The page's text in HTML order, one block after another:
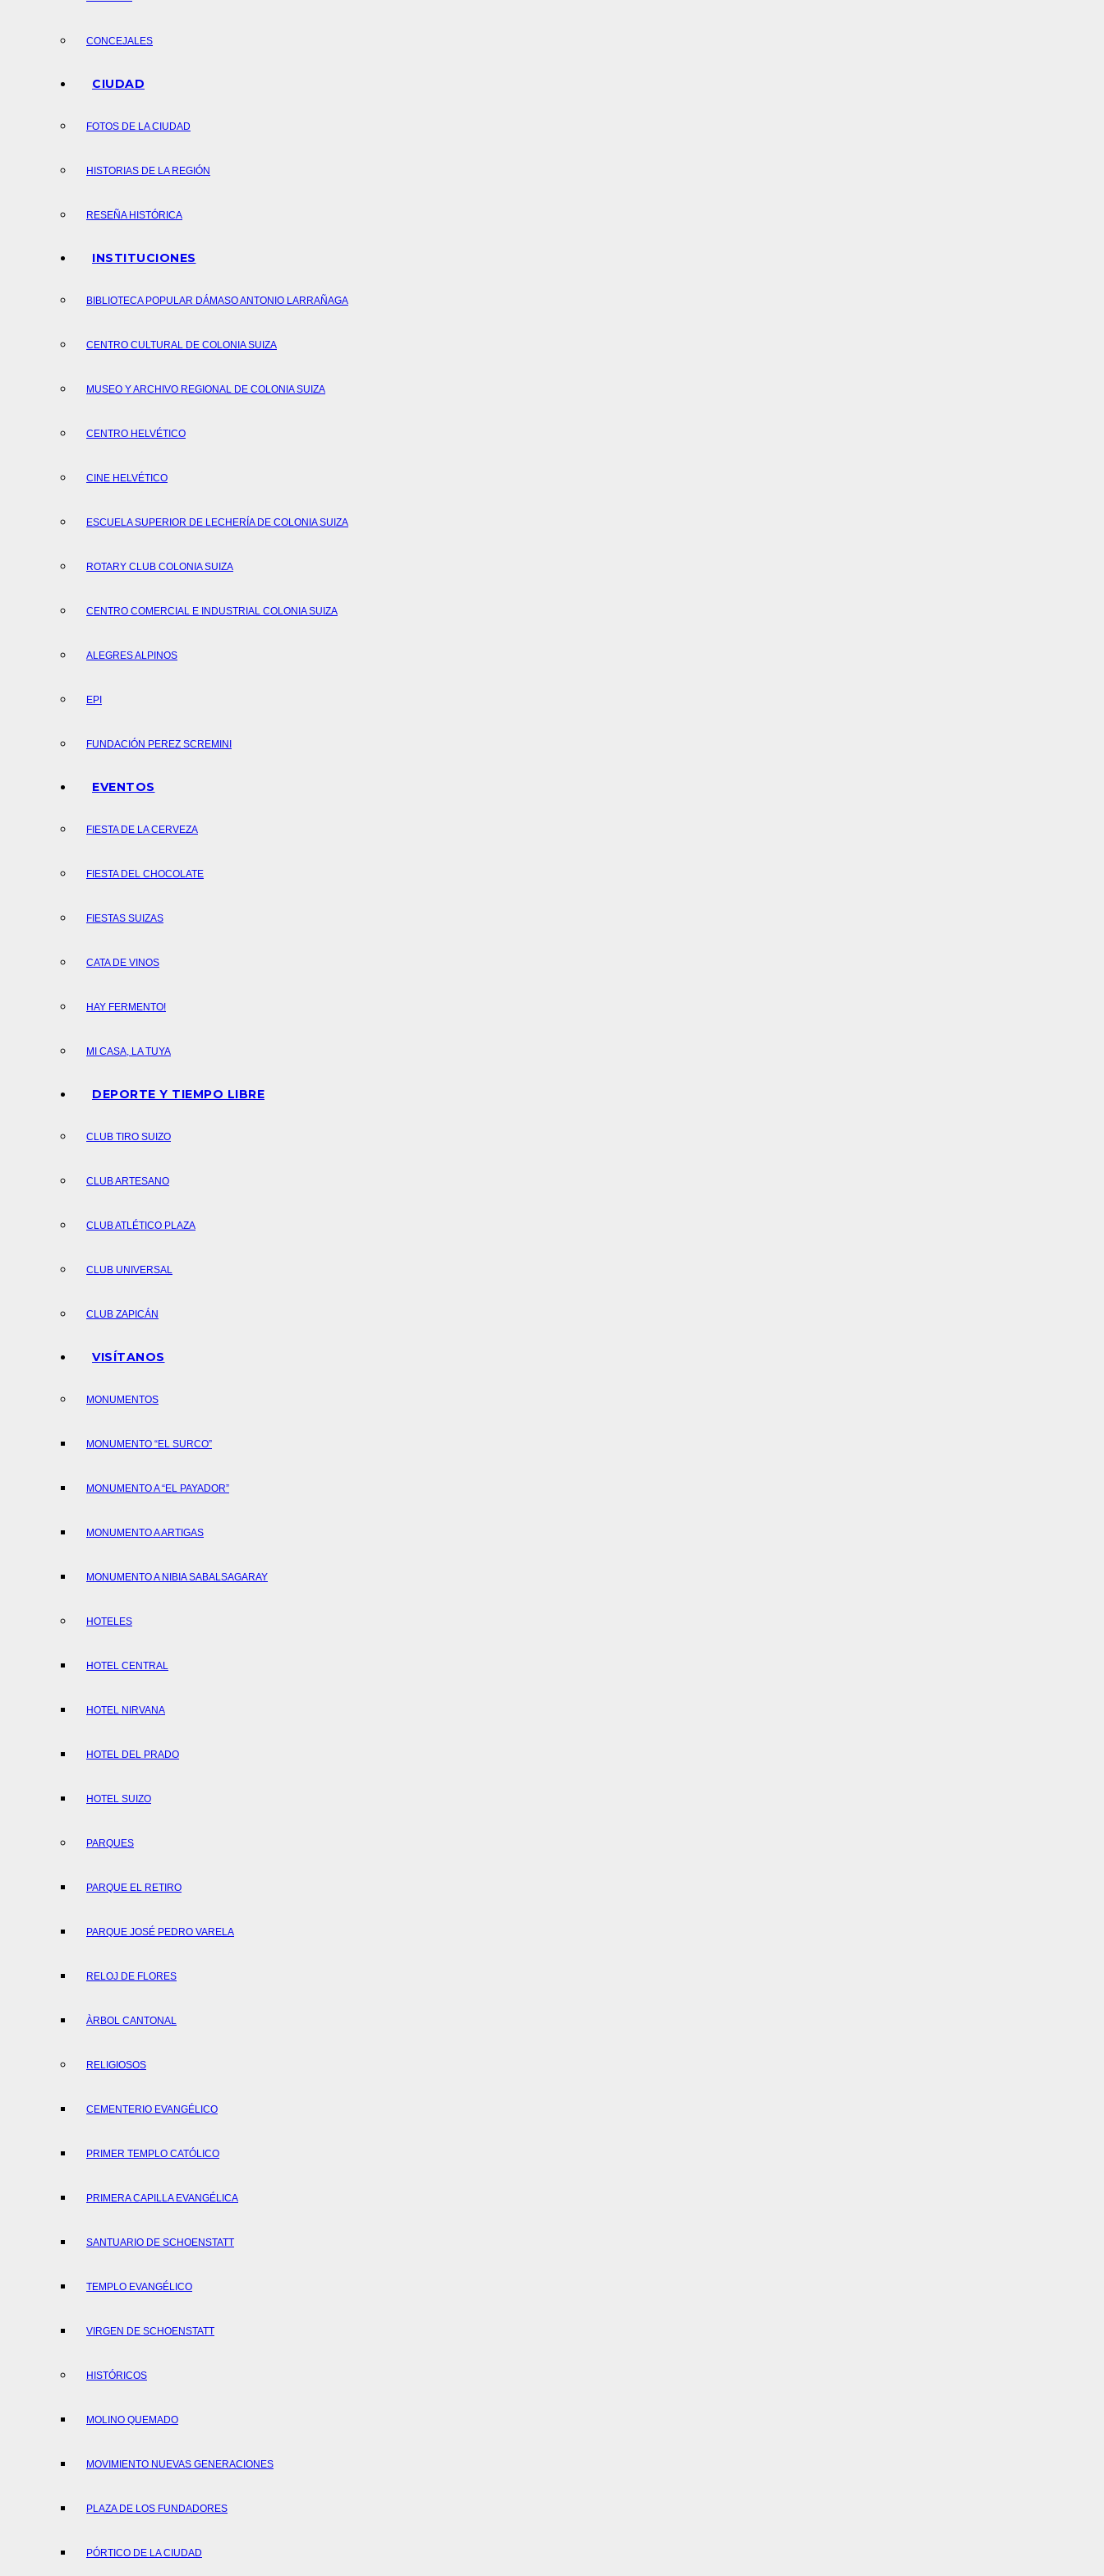
CONCEJALES
CIUDAD
FOTOS DE LA CIUDAD
HISTORIAS DE LA REGIÓN
RESEÑA HISTÓRICA
INSTITUCIONES
BIBLIOTECA POPULAR DÁMASO ANTONIO LARRAÑAGA
CENTRO CULTURAL DE COLONIA SUIZA
MUSEO Y ARCHIVO REGIONAL DE COLONIA SUIZA
CENTRO HELVÉTICO
CINE HELVÉTICO
ESCUELA SUPERIOR DE LECHERÍA DE COLONIA SUIZA
ROTARY CLUB COLONIA SUIZA
CENTRO COMERCIAL E INDUSTRIAL COLONIA SUIZA
ALEGRES ALPINOS
EPI
FUNDACIÓN PEREZ SCREMINI
EVENTOS
FIESTA DE LA CERVEZA
FIESTA DEL CHOCOLATE
FIESTAS SUIZAS
CATA DE VINOS
HAY FERMENTO!
MI CASA, LA TUYA
DEPORTE Y TIEMPO LIBRE
CLUB TIRO SUIZO
CLUB ARTESANO
CLUB ATLÉTICO PLAZA
CLUB UNIVERSAL
CLUB ZAPICÁN
VISÍTANOS
MONUMENTOS
MONUMENTO “EL SURCO”
MONUMENTO A “EL PAYADOR”
MONUMENTO A ARTIGAS
MONUMENTO A NIBIA SABALSAGARAY
HOTELES
HOTEL CENTRAL
HOTEL NIRVANA
HOTEL DEL PRADO
HOTEL SUIZO
PARQUES
PARQUE EL RETIRO
PARQUE JOSÉ PEDRO VARELA
RELOJ DE FLORES
ÀRBOL CANTONAL
RELIGIOSOS
CEMENTERIO EVANGÉLICO
PRIMER TEMPLO CATÓLICO
PRIMERA CAPILLA EVANGÉLICA
SANTUARIO DE SCHOENSTATT
TEMPLO EVANGÉLICO
VIRGEN DE SCHOENSTATT
HISTÓRICOS
MOLINO QUEMADO
MOVIMIENTO NUEVAS GENERACIONES
PLAZA DE LOS FUNDADORES
PÓRTICO DE LA CIUDAD